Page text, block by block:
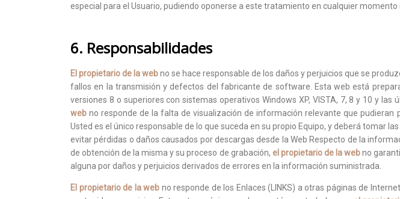
especial para el Usuario, pudiendo oponerse a este tratamiento en cualquier momento
6. Responsabilidades
El propietario de la webno se hace responsable de los daños y perjuicios que se
fallos en la transmisión y defectos del fabricante de software. Esta web está
versiones 8 o superiores con sistemas operativos Windows XP, VISTA, 7, 8 y 10 y
web no responde de la falta de visualización de información relevante que
Usted es el único responsable de lo que suceda en su propio Equipo, y deberá tomar
evitar pérdidas o daños causados por descargas desde la Web Respecto de la
de obtención de la misma y su proceso de grabación, el propietario de la webno
alguna por daños y perjuicios derivados de errores en la información suministrada.
El propietario de la web no responde de los Enlaces (LINKS) a otras páginas de